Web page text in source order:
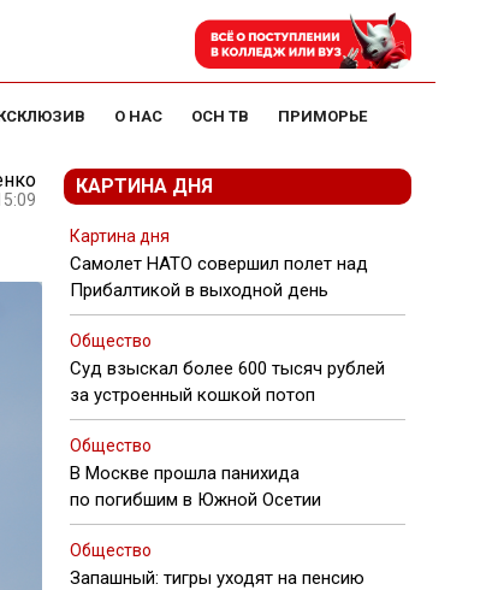
О НАС ОСН ТВ ПРИМОРЬЕ
КАРТИНА ДНЯ
Картина дня
Самолет НАТО совершил полет над
Прибалтикой в выходной день
Общество
Суд взыскал более 600 тысяч рублей
за устроенный кошкой потоп
Общество
В Москве прошла панихида
по погибшим в Южной Осетии
Общество
Запашный: тигры уходят на пенсию